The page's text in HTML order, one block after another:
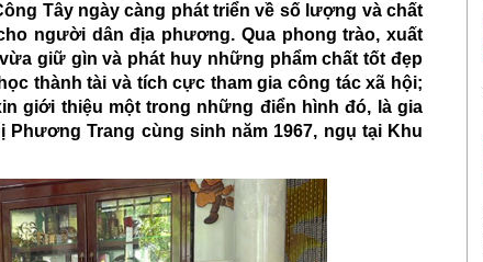
Tây ngày càng phát triển về số lượng và chất
người dân địa phương. Qua phong trào, xuất
giữ gìn và phát huy những phẩm chất tốt đẹp
thành tài và tích cực tham gia công tác xã hội;
giới thiệu một trong những điển hình đó, là gia
Trang cùng sinh năm 1967, ngụ tại Khu